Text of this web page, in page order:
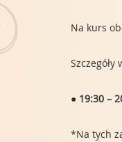
Na kurs
Szczegóły
● 19:30 –
*Na tych